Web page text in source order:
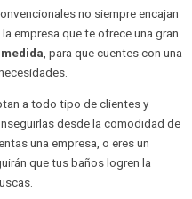
no siempre encajan
empresa que te ofrece una gran
, para que cuentes con una
a todo tipo de clientes y
desde la comodidad de
una empresa, o eres un
que tus baños logren la